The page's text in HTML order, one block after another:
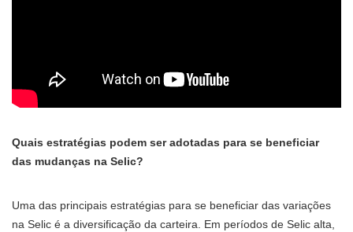
Quais estratégias podem ser adotadas para se beneficiar
das mudanças na Selic?
Uma das principais estratégias para se beneficiar das variações
na Selic é a diversificação da carteira. Em períodos de Selic alta,